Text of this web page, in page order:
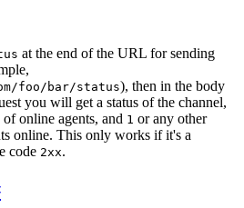
at the end of the URL for sending
foo/bar/status), then in the body
you will get a status of the channel,
of online agents, and 1 or any other
online. This only works if it's a
code 2xx.